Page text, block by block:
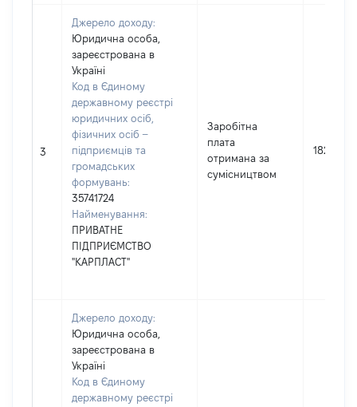
3
Джерело доходу:
Юридична особа,
зареєстрована в
Україні
Код в Єдиному
державному реєстрі
юридичних осіб,
фізичних осіб –
підприємців та
громадських
формувань:
35741724
Найменування:
ПРИВАТНЕ
ПІДПРИЄМСТВО
"КАРПЛАСТ"
Заробітна
плата
отримана за
сумісництвом
182000
Джерело доходу:
Юридична особа,
зареєстрована в
Україні
Код в Єдиному
державному реєстрі